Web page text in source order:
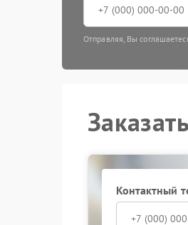
Отправляя, Вы
Контактный